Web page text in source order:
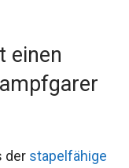
einen
der stapelfähige